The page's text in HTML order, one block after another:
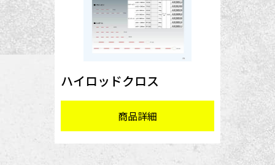
ハイロッドクロス
商品詳細